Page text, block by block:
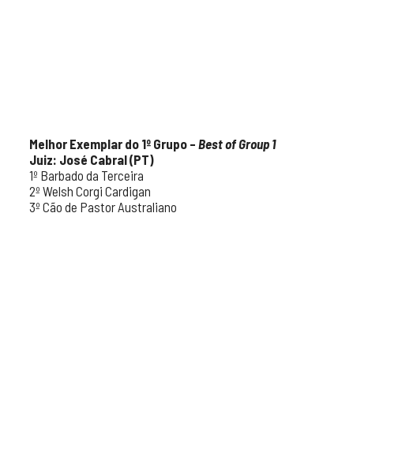
Melhor Exemplar do 1º Grupo – Best of Group 1
Juiz: José Cabral (PT)
1º Barbado da Terceira
2º Welsh Corgi Cardigan
3º Cão de Pastor Australiano